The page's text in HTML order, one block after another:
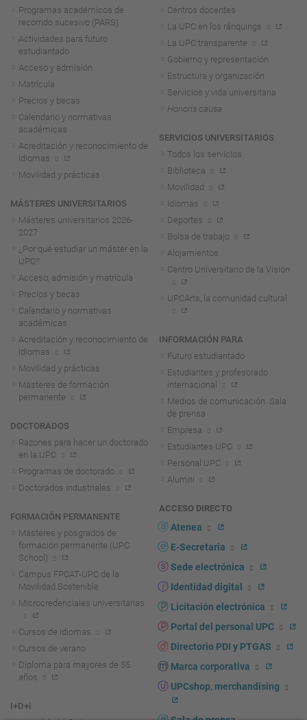
Programas académicos de
recorrido sucesivo (PARS)
Actividades para futuro
estudiantado
Acceso y admisión
Matrícula
Precios y becas
Calendario y normativas
académicas
Acreditación y reconocimiento de
idiomas
Movilidad y prácticas
MÁSTERES UNIVERSITARIOS
Másteres universitarios 2026-
2027
¿Por qué estudiar un máster en la
UPC?
Acceso, admisión y matrícula
Precios y becas
Calendario y normativas
académicas
Acreditación y reconocimiento de
idiomas
Movilidad y prácticas
Másteres de formación
permanente
DOCTORADOS
Razones para hacer un doctorado
en la UPC
Programas de doctorado
Doctorados industriales
FORMACIÓN PERMANENTE
Másteres y posgrados de
formación permanente (UPC
School)
Campus FPCAT-UPC de la
Movilidad Sostenible
Microcredenciales universitarias
Cursos de idiomas
Cursos de verano
Diploma para mayores de 55
años
I+D+i
Centros docentes
La UPC en los ránquings
La UPC transparente
Gobierno y representación
Estructura y organización
Servicios y vida universitaria
Honoris causa
SERVICIOS UNIVERSITARIOS
Todos los servicios
Biblioteca
Movilidad
Idiomas
Deportes
Bolsa de trabajo
Alojamientos
Centro Universitario de la Visión
UPCArts, la comunidad cultural
INFORMACIÓN PARA
Futuro estudiantado
Estudiantes y profesorado
internacional
Medios de comunicación. Sala
de prensa
Empresa
Estudiantes UPC
Personal UPC
Alumni
ACCESO DIRECTO
Atenea
E-Secretaria
Sede electrónica
Identidad digital
Licitación electrónica
Portal del personal UPC
Directorio PDI y PTGAS
Marca corporativa
UPCshop, merchandising